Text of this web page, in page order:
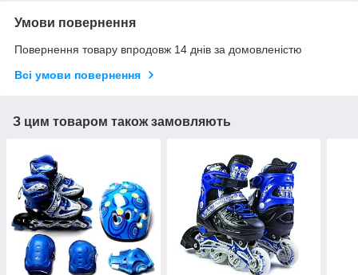
Умови повернення
Повернення товару впродовж 14 днів за домовленістю
Всі умови повернення
З цим товаром також замовляють